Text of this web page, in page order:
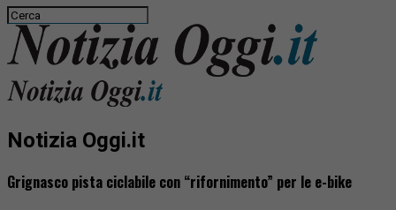
Notizia Oggi.it
Grignasco pista ciclabile con “rifornimento” per le e-bike